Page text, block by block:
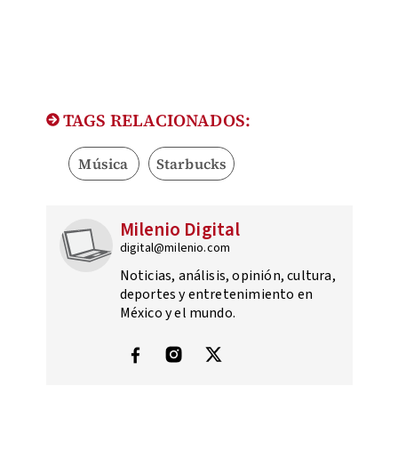
TAGS RELACIONADOS:
Música Starbucks
Milenio Digital
digital@milenio.com
Noticias, análisis, opinión, cultura,
deportes y entretenimiento en
México y el mundo.